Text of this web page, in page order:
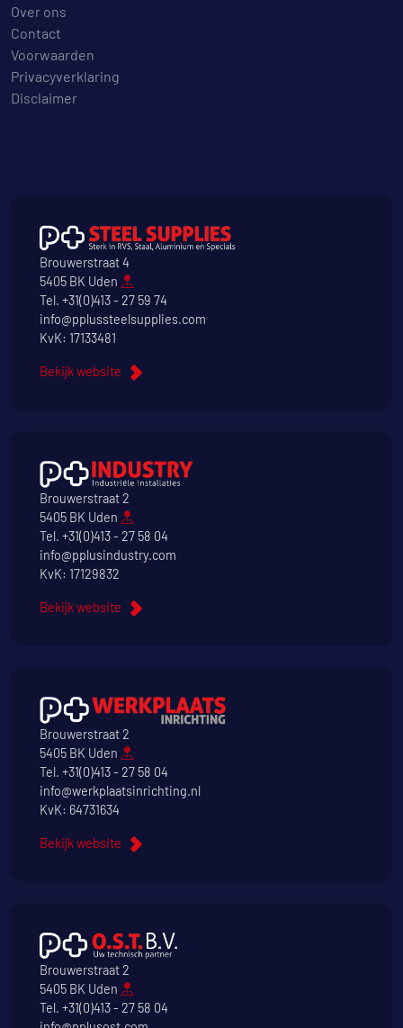
Over ons
Contact
Voorwaarden
Privacyverklaring
Disclaimer
Brouwerstraat 4
5405 BK Uden
Tel. +31(0)413 - 27 59 74
info@pplussteelsupplies.com
KvK: 17133481
Bekijk website
Brouwerstraat 2
5405 BK Uden
Tel. +31(0)413 - 27 58 04
info@pplusindustry.com
KvK: 17129832
Bekijk website
Brouwerstraat 2
5405 BK Uden
Tel. +31(0)413 - 27 58 04
info@werkplaatsinrichting.nl
KvK: 64731634
Bekijk website
Brouwerstraat 2
5405 BK Uden
Tel. +31(0)413 - 27 58 04